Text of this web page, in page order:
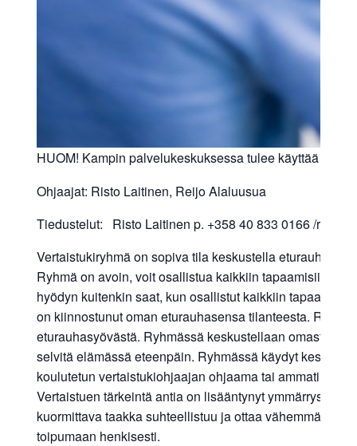
HUOM! Kampin palvelukeskuksessa tulee käyttää koko
Ohjaajat: Risto Laitinen, Reijo Alaluusua
Tiedustelut: Risto Laitinen p. +358 40 833 0166 /
Vertaistukiryhmä on sopiva tila keskustella
Ryhmä on avoin, voit osallistua kaikkiin tapaamisiin tai
hyödyn kuitenkin saat, kun osallistut kaikkiin
on kiinnostunut oman eturauhasensa tilanteesta.
eturauhasyövästä. Ryhmässä keskustellaan omasta
selvitä elämässä eteenpäin. Ryhmässä käydyt
koulutetun vertaistukiohjaajan ohjaama tai
Vertaistuen tärkeintä antia on lisääntynyt ymmärrys
kuormittava taakka suhteellistuu ja ottaa vähemmän
toipumaan henkisesti.